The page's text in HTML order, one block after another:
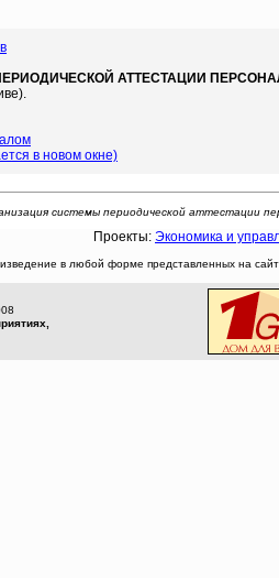
АТТЕСТАЦИИ
в новом окне)
системы периодической аттестации
Проекты: Экономика и
в любой форме представленных на